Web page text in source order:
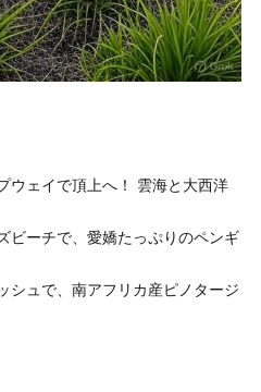
ウェイで頂上へ！ 雲海と大西洋
ビーチで、愛嬌たっぷりのペンギ
シュで、南アフリカ産ピノタージ